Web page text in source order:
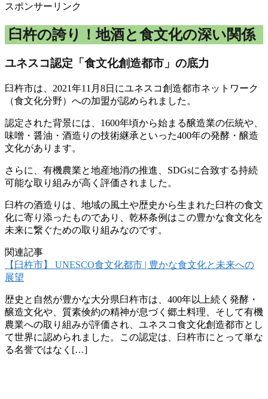
スポンサーリンク
臼杵の誇り！地酒と食文化の深い関係
ユネスコ認定「食文化創造都市」の底力
臼杵市は、2021年11月8日にユネスコ創造都市ネットワーク
（食文化分野）への加盟が認められました。
認定された背景には、1600年頃から始まる醸造業の伝統や、
味噌・醤油・酒造りの技術継承といった400年の発酵・醸造
文化があります。
さらに、有機農業と地産地消の推進、SDGsに合致する持続
可能な取り組みが高く評価されました。
臼杵の酒造りは、地域の風土や歴史から生まれた臼杵の食文
化に寄り添ったものであり、乾杯条例はこの豊かな食文化を
未来に繋ぐための取り組みなのです。
関連記事
【臼杵市】 UNESCO食文化都市 | 豊かな食文化と未来への
展望
歴史と自然が豊かな大分県臼杵市は、400年以上続く発酵・
醸造文化や、質素倹約の精神が息づく郷土料理、そして有機
農業への取り組みが評価され、ユネスコ食文化創造都市とし
て世界に認められました。この認定は、臼杵市にとって単な
る名誉ではなく[…]